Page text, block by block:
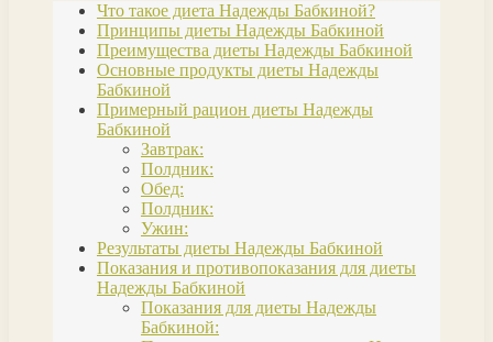
Что такое диета Надежды Бабкиной?
Принципы диеты Надежды Бабкиной
Преимущества диеты Надежды Бабкиной
Основные продукты диеты Надежды
Бабкиной
Примерный рацион диеты Надежды
Бабкиной
Завтрак:
Полдник:
Обед:
Полдник:
Ужин:
Результаты диеты Надежды Бабкиной
Показания и противопоказания для диеты
Надежды Бабкиной
Показания для диеты Надежды
Бабкиной: